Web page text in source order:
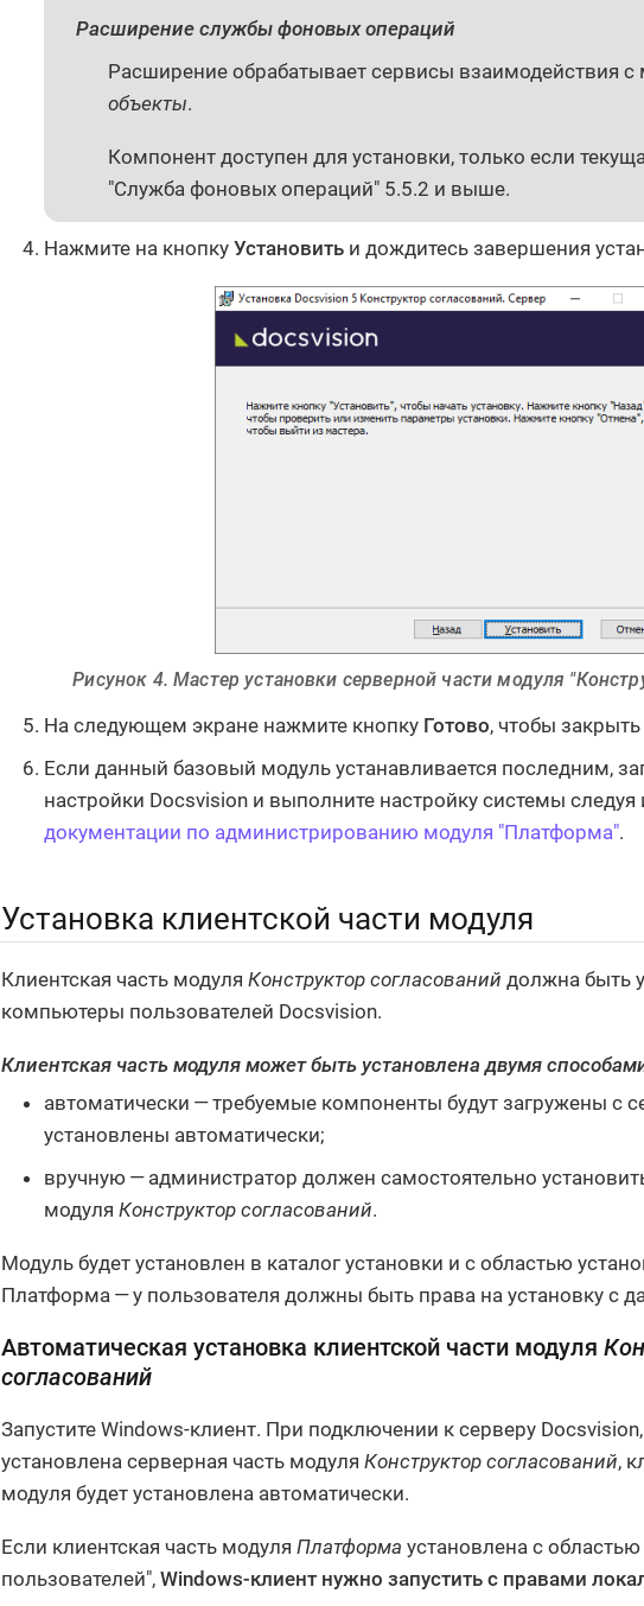
Расширение службы фоновых операций
Расширение обрабатывает сервисы взаимодействия
объекты.
Компонент доступен для установки, только если
"Служба фоновых операций" 5.5.2 и выше.
Нажмите на кнопку Установить и дождитесь завершения
Рисунок 4. Мастер установки серверной части модуля
На следующем экране нажмите кнопку Готово, чтобы
Если данный базовый модуль устанавливается последним,
настройки Docsvision и выполните настройку системы следуя
документации по администрированию модуля "Платформа".
Установка клиентской части модуля
Клиентская часть модуля Конструктор согласований должна быть
компьютеры пользователей Docsvision.
Клиентская часть модуля может быть установлена двумя
автоматически — требуемые компоненты будут загружены с
установлены автоматически;
вручную — администратор должен самостоятельно
модуля Конструктор согласований.
Модуль будет установлен в каталог установки и с областью
Платформа — у пользователя должны быть права на установку с
Автоматическая установка клиентской части модуля
согласований
Запустите Windows-клиент. При подключении к серверу
установлена серверная часть модуля Конструктор согласований,
модуля будет установлена автоматически.
Если клиентская часть модуля Платформа установлена с
пользователей", Windows-клиент нужно запустить с правами